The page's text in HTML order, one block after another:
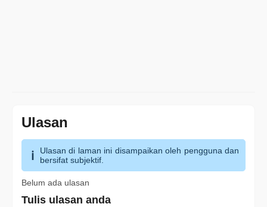
Ulasan
Ulasan di laman ini disampaikan oleh pengguna dan
bersifat subjektif.
Belum ada ulasan
Tulis ulasan anda